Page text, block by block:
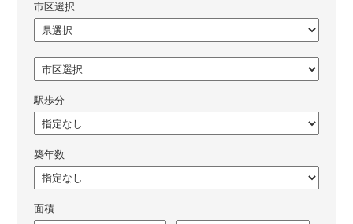
市区選択
駅歩分
築年数
面積